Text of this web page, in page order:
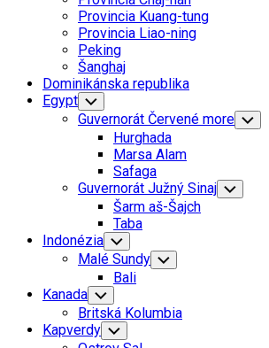
Menu
Provincia Kuang-tung
Provincia Liao-ning
Peking
Šanghaj
Dominikánska republika
Egypt Toggle
Child
Menu
Guvernorát Červené more Toggle
Child
Hurghada
Marsa Alam
Safaga
Guvernorát Južný Sinaj Toggle
Child
Šarm aš-Šajch
Taba
Indonézia Toggle
Child
Menu
Malé Sundy Toggle
Child
Bali
Kanada Toggle
Child
Menu
Britská Kolumbia
Kapverdy Toggle
Child